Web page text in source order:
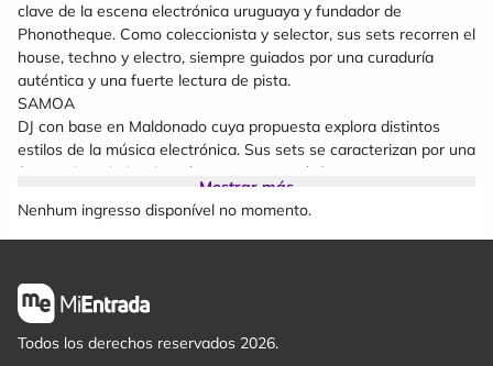
clave de la escena electrónica uruguaya y fundador de
Phonotheque. Como coleccionista y selector, sus sets recorren el
house, techno y electro, siempre guiados por una curaduría
auténtica y una fuerte lectura de pista.
SAMOA
DJ con base en Maldonado cuya propuesta explora distintos
estilos de la música electrónica. Sus sets se caracterizan por una
fuerte identidad, selección precisa y atmósferas intensas en
NO CÁMARAS
@emileclub_
Mostrar más
Nenhum ingresso disponível no momento.
Todos los derechos reservados 2026.